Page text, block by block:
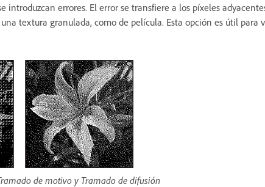
introduzcan errores. El error se transfiere a los píxeles
textura granulada, como de película. Esta opción es útil para
de motivo y Tramado de difusión